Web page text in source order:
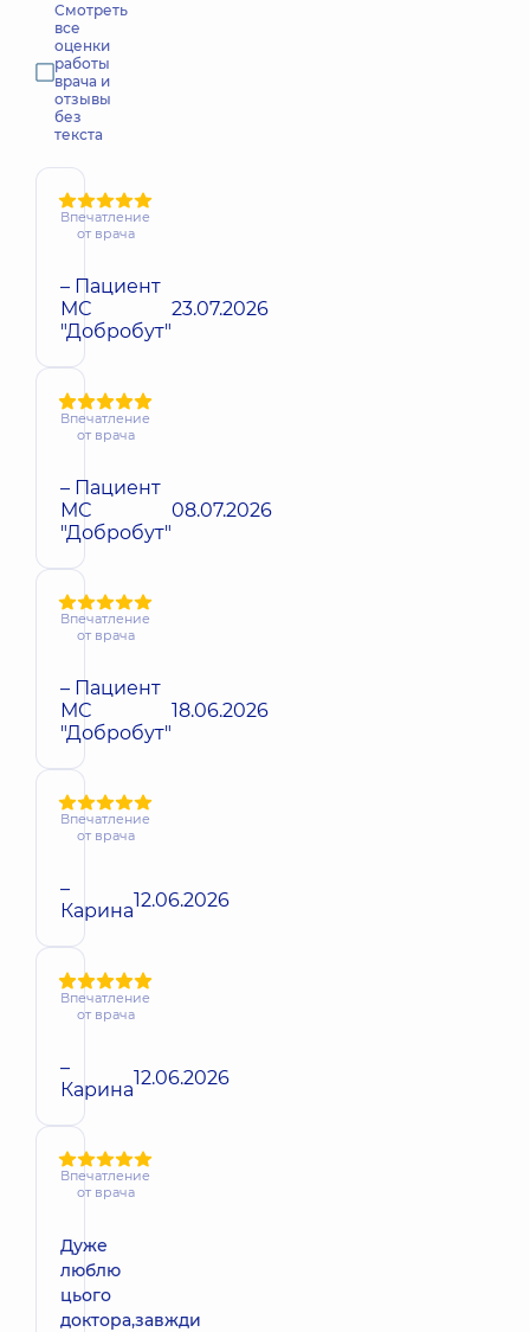
Смотреть
все
оценки
работы
врача и
отзывы
без
текста
Впечатление
от врача
– Пациент
МС
"Добробут"
23.07.2026
Впечатление
от врача
– Пациент
МС
"Добробут"
08.07.2026
Впечатление
от врача
– Пациент
МС
"Добробут"
18.06.2026
Впечатление
от врача
–
Карина12.06.2026
Впечатление
от врача
–
Карина12.06.2026
Впечатление
от врача
Дуже
люблю
цього
доктора,завжди